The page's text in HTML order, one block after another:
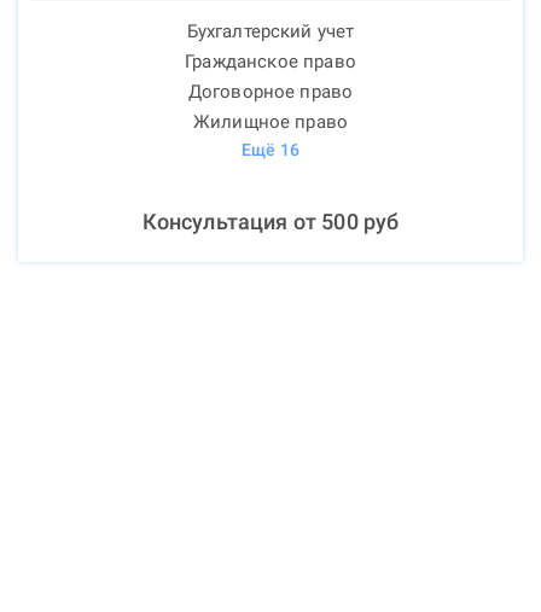
Бухгалтерский учет
Гражданское право
Договорное право
Жилищное право
Ещё 16
Консультация от 500руб